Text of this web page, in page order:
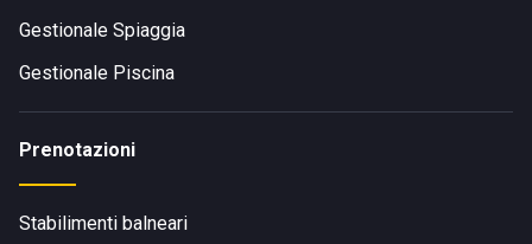
Gestionale Spiaggia
Gestionale Piscina
Prenotazioni
Stabilimenti balneari